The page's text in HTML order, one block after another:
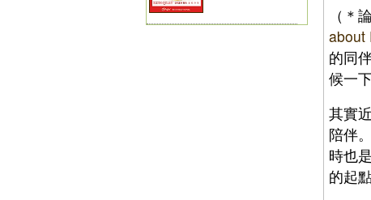
（＊
about
的同
候一
其實
陪伴
時也
的起